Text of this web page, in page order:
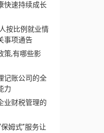
快速持续成长
按比例就业情
事项通告
策,有哪些影
记账公司的全
力
业财税管理的
姆式”服务让